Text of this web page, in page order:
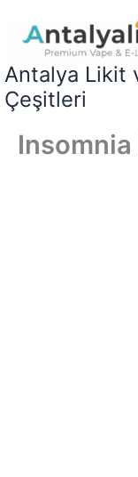
Antalya Likit
Çeşitleri